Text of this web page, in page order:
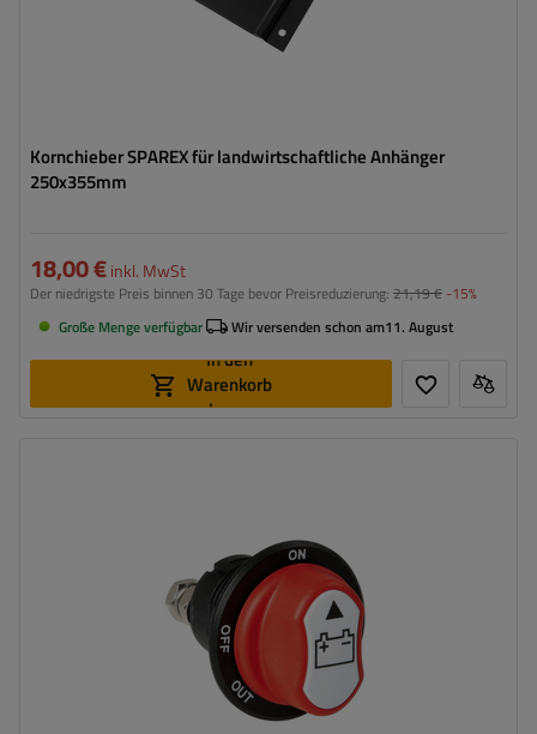
Kornchieber SPAREX für landwirtschaftliche Anhänger
250x355mm
18,00 €inkl. MwSt
Der niedrigste Preis binnen 30 Tage bevor Preisreduzierung: 21,19 € -15%
Große Menge verfügbar
Wir versenden schon am11. August
In den
Warenkorb
legen